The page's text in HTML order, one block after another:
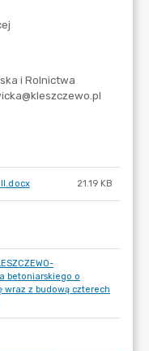
21.19 KB
betoniarskiego o
z budową czterech